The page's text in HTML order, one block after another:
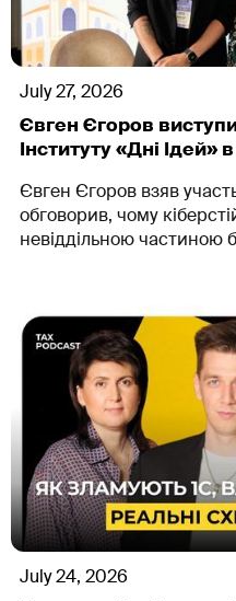
July 27, 2026
Євген Єгоров
Інституту «Дні Ідей»
Євген Єгоров взяв
обговорив, чому
невіддільною частиною
July 24, 2026